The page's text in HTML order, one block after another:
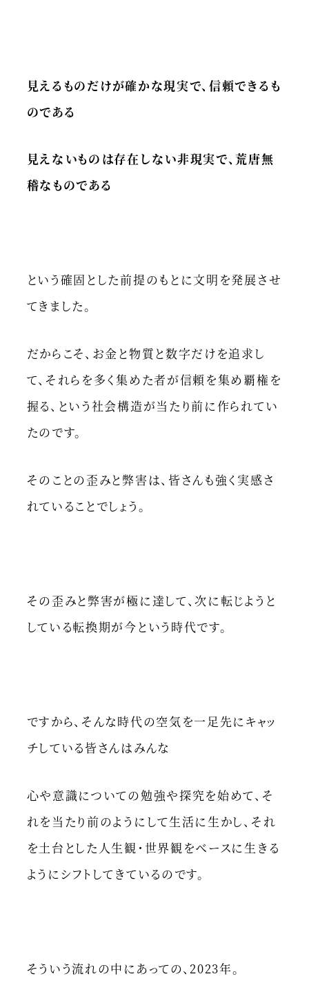
見えるものだけが確かな現実で、信頼できるも
のである
見えないものは存在しない非現実で、荒唐無
稽なものである
という確固とした前提のもとに文明を発展させ
てきました。
だからこそ、お金と物質と数字だけを追求し
て、それらを多く集めた者が信頼を集め覇権を
握る、という社会構造が当たり前に作られてい
たのです。
そのことの歪みと弊害は、皆さんも強く実感さ
れていることでしょう。
その歪みと弊害が極に達して、次に転じようと
している転換期が今という時代です。
ですから、そんな時代の空気を一足先にキャッ
チしている皆さんはみんな
心や意識についての勉強や探究を始めて、そ
れを当たり前のようにして生活に生かし、それ
を土台とした人生観・世界観をベースに生きる
ようにシフトしてきているのです。
そういう流れの中にあっての、2023年。